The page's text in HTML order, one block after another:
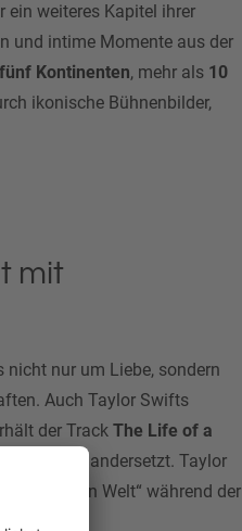
ein weiteres Kapitel ihrer
und intime Momente aus der
fünf Kontinenten, mehr als 10
ikonische Bühnenbilder,
mit
nicht nur um Liebe, sondern
Auch Taylor Swifts
der Track The Life of a
auseinandersetzt. Taylor
inneren Welt“ während der